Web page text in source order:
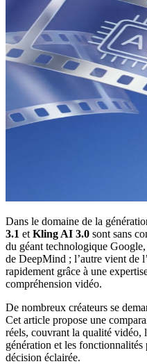
Dans le domaine de la
3.1 et Kling AI 3.0 sont sans
du géant technologique
de DeepMind ; l’autre vient de
rapidement grâce à une
compréhension vidéo.
De nombreux créateurs se
Cet article propose une
réels, couvrant la qualité vidéo,
génération et les
décision éclairée.